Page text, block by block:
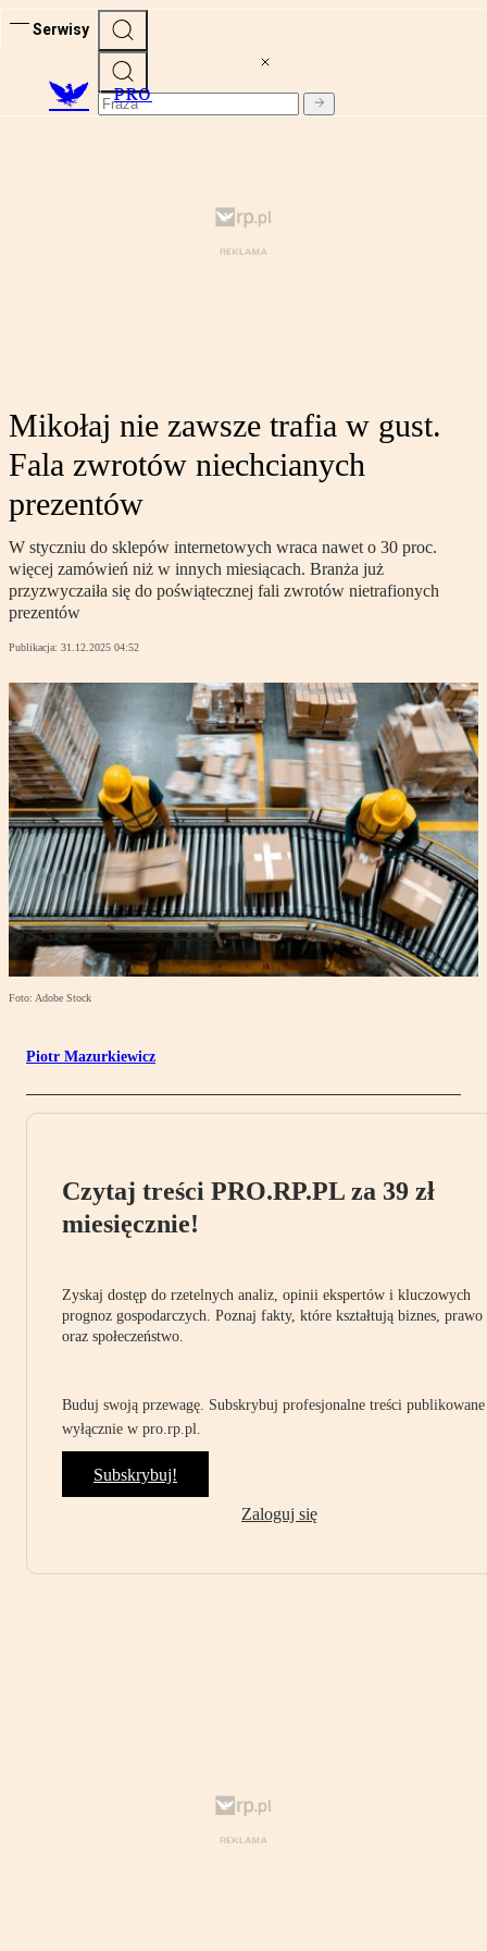
Serwisy
PRO
Mikołaj nie zawsze trafia w gust.
Fala zwrotów niechcianych
prezentów
W styczniu do sklepów internetowych wraca nawet o 30 proc.
więcej zamówień niż w innych miesiącach. Branża już
przyzwyczaiła się do poświątecznej fali zwrotów nietrafionych
prezentów
Publikacja: 31.12.2025 04:52
Foto: Adobe Stock
Piotr Mazurkiewicz
Czytaj treści PRO.RP.PL za 39 zł
miesięcznie!
Zyskaj dostęp do rzetelnych analiz, opinii ekspertów i kluczowych
prognoz gospodarczych. Poznaj fakty, które kształtują biznes, prawo
oraz społeczeństwo.
Buduj swoją przewagę. Subskrybuj profesjonalne treści publikowane
wyłącznie w pro.rp.pl.
Subskrybuj!
Zaloguj się